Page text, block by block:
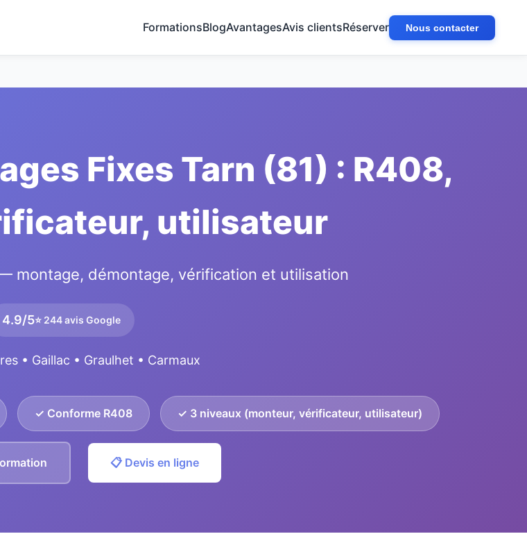
FormationsBlogAvantagesAvis clientsRéserver Nous contacter
Fixes Tarn (81) : R408,
utilisateur
montage, démontage, vérification et utilisation
4.9/5⭐ 244 avis Google
• Gaillac • Graulhet • Carmaux
✓ Conforme R408 ✓ 3 niveaux (monteur, vérificateur, utilisateur)
📋 Devis en ligne